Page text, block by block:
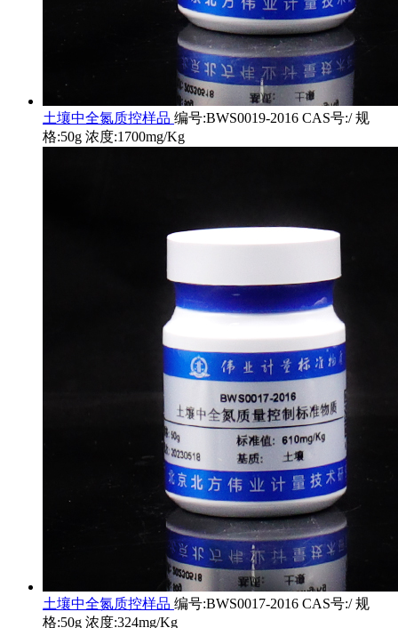
土壤中全氮质控样品 编号:BWS0019-2016 CAS号:/ 规
格:50g 浓度:1700mg/Kg
土壤中全氮质控样品 编号:BWS0017-2016 CAS号:/ 规
格:50g 浓度:324mg/Kg